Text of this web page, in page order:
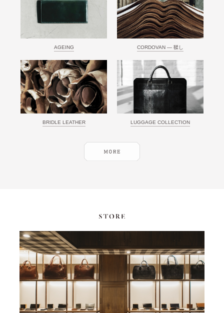
AGEING CORDOVAN ― 鞣し
BRIDLE LEATHER LUGGAGE COLLECTION